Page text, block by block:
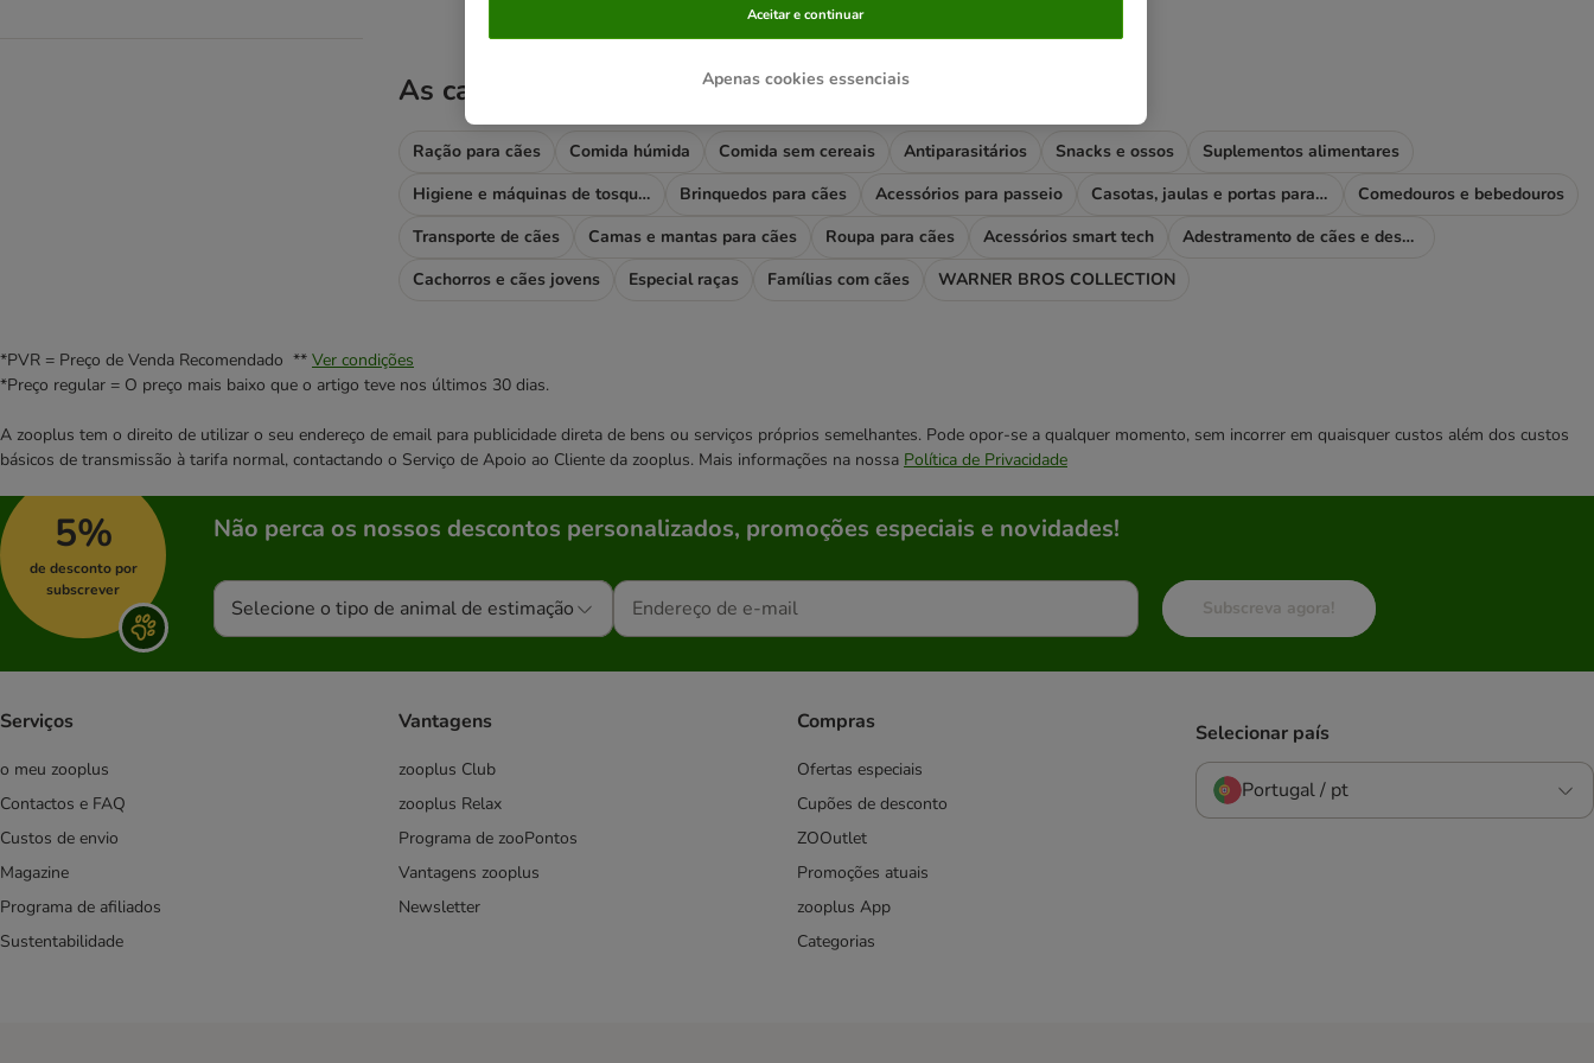
As categorias mais visitadas
Ração para cães Comida húmida Comida sem cereais Antiparasitários Snacks e ossos
Suplementos alimentares
Higiene e máquinas de tosquiar
Brinquedos para cães Acessórios para passeio Casotas, jaulas e portas para cães
Comedouros e bebedouros
Transporte de cães
Camas e mantas para cães Roupa para cães Acessórios smart tech
Adestramento de cães e desporto
Cachorros e cães jovens
Especial raças Famílias com cães WARNER BROS COLLECTION
*PVR = Preço de Venda Recomendado ** Ver condições
*Preço regular = O preço mais baixo que o artigo teve nos últimos 30 dias.
A zooplus tem o direito de utilizar o seu endereço de email para publicidade direta de bens ou serviços próprios semelhantes. Pode opor-se a qualquer momento, sem incorrer em quaisquer custos além dos custos
básicos de transmissão à tarifa normal, contactando o Serviço de Apoio ao Cliente da zooplus. Mais informações na nossa Política de Privacidade
5%
de desconto por
subscrever
Não perca os nossos descontos personalizados, promoções especiais e novidades!
Selecione o tipo de animal de estimação Subscreva agora!
Serviços
o meu zooplus
Contactos e FAQ
Custos de envio
Magazine
Programa de afiliados
Sustentabilidade
Vantagens
zooplus Club
zooplus Relax
Programa de zooPontos
Vantagens zooplus
Newsletter
Compras
Ofertas especiais
Cupões de desconto
ZOOutlet
Promoções atuais
zooplus App
Categorias
Selecionar país
Portugal / pt
Apenas cookies essenciais
Aceitar e continuar